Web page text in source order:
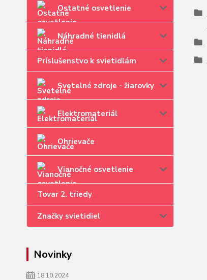
Ostatné osvetlenie
Náhradné tienidlá
Príslušenstvo k svietidlám
Svetelné zdroje - žiarovky
Elektromateriál
Ohrievače
Vianočné osvetlenie
Tovar 2. triedy
Značky svietidiel
Novinky
18.10.2024